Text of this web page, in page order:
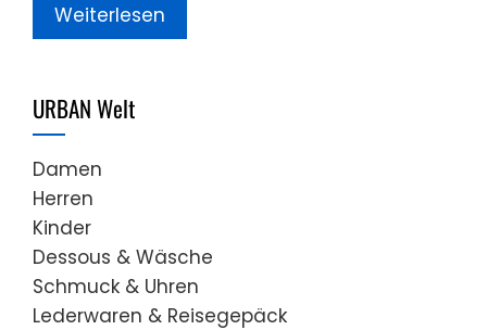
Weiterlesen
URBAN Welt
Damen
Herren
Kinder
Dessous & Wäsche
Schmuck & Uhren
Lederwaren & Reisegepäck